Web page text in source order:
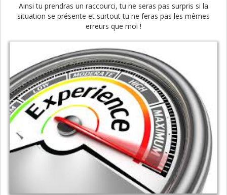
Ainsi tu prendras un raccourci, tu ne seras pas surpris si la
situation se présente et surtout tu ne feras pas les mêmes
erreurs que moi !